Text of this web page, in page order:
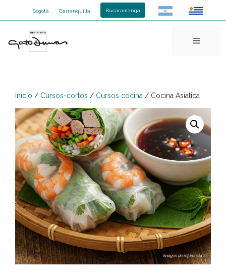
Bogotá Barranquilla Bucaramanga
Menú
Inicio / Cursos-cortos / Cursos cocina / Cocina Asiática